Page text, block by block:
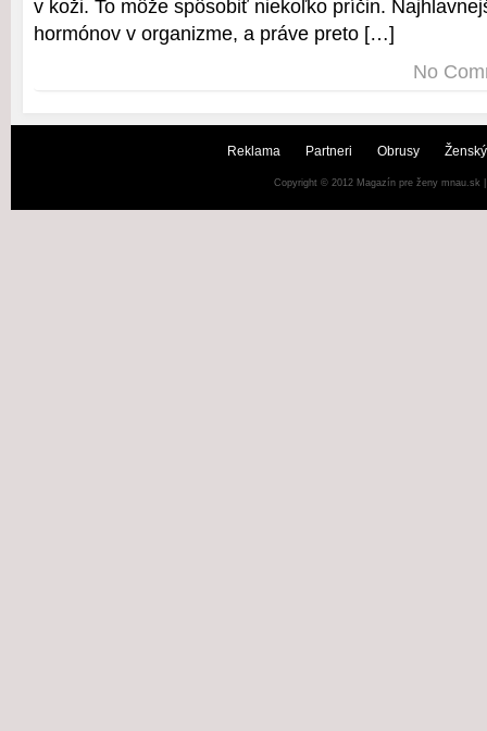
v koži. To môže spôsobiť niekoľko príčin.
hormónov v organizme, a práve preto […]
No
Reklama Partneri Obrusy
Copyright © 2012 Magazín pre ženy mnau.sk